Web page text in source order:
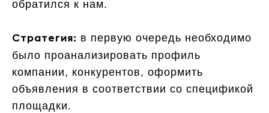
обратился к нам.
Стратегия: в первую очередь необходимо
было проанализировать профиль
компании, конкурентов, оформить
объявления в соответствии со спецификой
площадки.